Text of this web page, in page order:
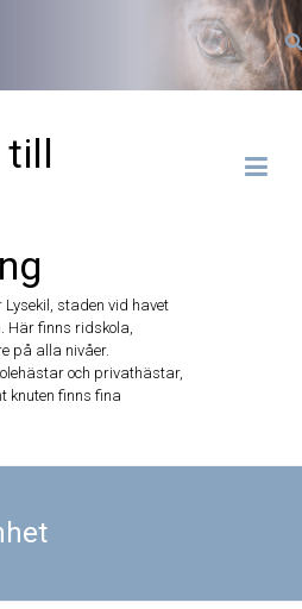
till
staden vid havet
Här finns ridskola,
på alla nivåer.
och privathästar,
knuten finns fina